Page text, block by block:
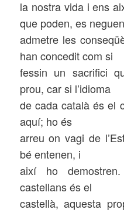
la nostra vida i ens
que poden, es
admetre les
han concedit com si
fessin un sacrifici
prou, car si l’idioma
de cada català és el
aquí; ho és
arreu on vagi de
bé entenen, i
així ho
castellans és el
castellà, aquesta